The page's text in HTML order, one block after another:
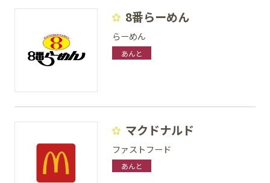
8番らーめん
らーめん
あんと
マクドナルド
ファストフード
あんと